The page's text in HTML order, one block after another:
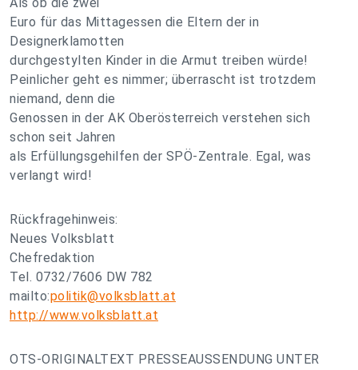
Euro für das Mittagessen die Eltern der in
Designerklamotten
durchgestylten Kinder in die Armut treiben würde!
Peinlicher geht es nimmer; überrascht ist trotzdem
niemand, denn die
Genossen in der AK Oberösterreich verstehen sich
schon seit Jahren
als Erfüllungsgehilfen der SPÖ-Zentrale. Egal, was
verlangt wird!
Rückfragehinweis:
Neues Volksblatt
Chefredaktion
Tel. 0732/7606 DW 782
mailto:politik@volksblatt.at
http://www.volksblatt.at
OTS-ORIGINALTEXT PRESSEAUSSENDUNG UNTER